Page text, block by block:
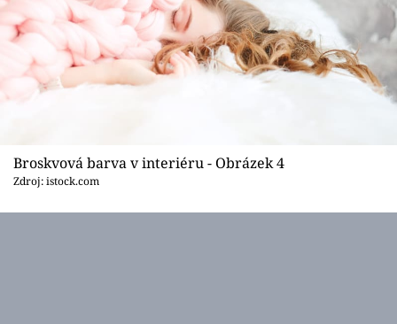
Broskvová barva v interiéru - Obrázek 4
Zdroj: istock.com